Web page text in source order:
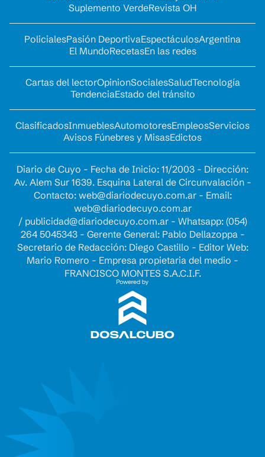
Suplemento VerdeRevista OH
PolicialesPasión DeportivaEspectáculosArgentina
El MundoRecetasEn las redes
Cartas del lectorOpinionSocialesSaludTecnología
TendenciaEstado del tránsito
ClasificadosInmueblesAutomotoresEmpleosServicios
Avisos Fúnebres y MisasEdictos
Diario de Cuyo - Fecha de Inicio: 11/2003 - Dirección:
Av. Alem Sur 1639. Esquina Lateral de Circunvalación -
Contacto: web@diariodecuyo.com.ar- Email:
web@diariodecuyo.com.ar
/ publicidad@diariodecuyo.com.ar- Whatsapp: (054)
264 5045343 - Gerente General: Pablo Dellazoppa -
Secretario de Redacción: Diego Castillo - Editor Web:
Mario Romero - Empresa propietaria del medio -
FRANCISCO MONTES S.A.C.I.F.